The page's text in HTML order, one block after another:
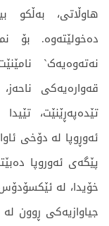
هاوڵاتی، بەڵکو
دەخولێتەوە. بۆ
نەتەوەیەک`
قەوارەیەکی
تێدەپەڕێنێت،
ئەوڕوپا لە دۆخی
پێگەی ئەوروپا
خۆیدا، لە
جیاوازیەکی ڕوون